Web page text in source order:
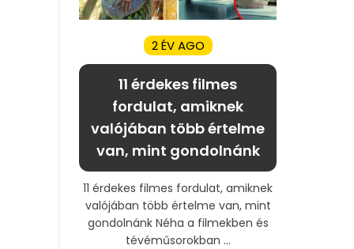
2 ÉV AGO
11 érdekes filmes
fordulat, amiknek
valójában több értelme
van, mint gondolnánk
11 érdekes filmes fordulat, amiknek
valójában több értelme van, mint
gondolnánk Néha a filmekben és
tévéműsorokban ...